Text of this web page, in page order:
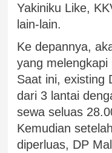
Yakiniku Like,
lain-lain.
Ke depannya,
yang melengkapi
Saat ini, existing
dari 3 lantai
sewa seluas
Kemudian
diperluas, DP